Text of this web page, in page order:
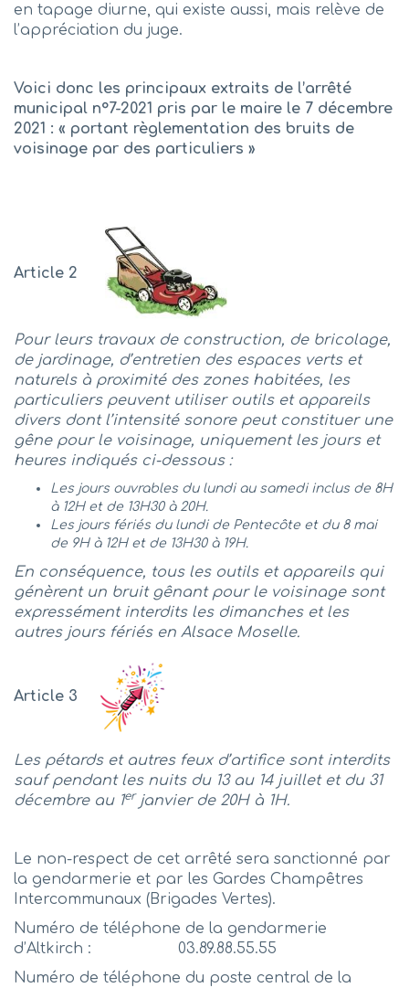
en tapage diurne, qui existe aussi, mais relève de
l’appréciation du juge.
Voici donc les principaux extraits de l’arrêté
municipal n°7-2021 pris par le maire le 7 décembre
2021 : « portant règlementation des bruits de
voisinage par des particuliers »
Article 2
Pour leurs travaux de construction, de bricolage,
de jardinage, d’entretien des espaces verts et
naturels à proximité des zones habitées, les
particuliers peuvent utiliser outils et appareils
divers dont l’intensité sonore peut constituer une
gêne pour le voisinage, uniquement les jours et
heures indiqués ci-dessous :
Les jours ouvrables du lundi au samedi inclus de 8H
à 12H et de 13H30 à 20H.
Les jours fériés du lundi de Pentecôte et du 8 mai
de 9H à 12H et de 13H30 à 19H.
En conséquence, tous les outils et appareils qui
génèrent un bruit gênant pour le voisinage sont
expressément interdits les dimanches et les
autres jours fériés en Alsace Moselle.
Article 3
Les pétards et autres feux d’artifice sont interdits
sauf pendant les nuits du 13 au 14 juillet et du 31
décembre au 1erjanvier de 20H à 1H.
Le non-respect de cet arrêté sera sanctionné par
la gendarmerie et par les Gardes Champêtres
Intercommunaux (Brigades Vertes).
Numéro de téléphone de la gendarmerie
d’Altkirch : 03.89.88.55.55
Numéro de téléphone du poste central de la